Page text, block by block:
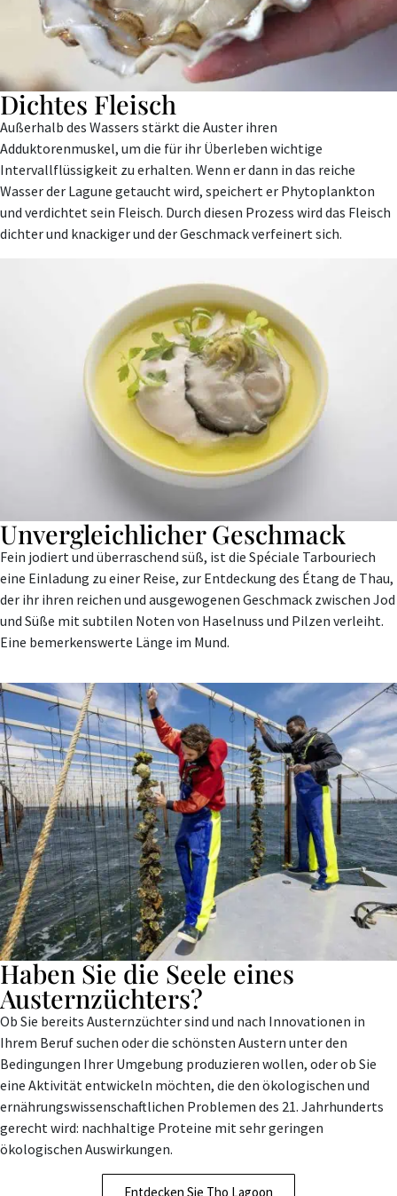
Dichtes Fleisch
Außerhalb des Wassers stärkt die Auster ihren
Adduktorenmuskel, um die für ihr Überleben wichtige
Intervallflüssigkeit zu erhalten. Wenn er dann in das reiche
Wasser der Lagune getaucht wird, speichert er Phytoplankton
und verdichtet sein Fleisch. Durch diesen Prozess wird das Fleisch
dichter und knackiger und der Geschmack verfeinert sich.
Unvergleichlicher Geschmack
Fein jodiert und überraschend süß, ist die Spéciale Tarbouriech
eine Einladung zu einer Reise, zur Entdeckung des Étang de Thau,
der ihr ihren reichen und ausgewogenen Geschmack zwischen Jod
und Süße mit subtilen Noten von Haselnuss und Pilzen verleiht.
Eine bemerkenswerte Länge im Mund.
Haben Sie die Seele eines
Austernzüchters?
Ob Sie bereits Austernzüchter sind und nach Innovationen in
Ihrem Beruf suchen oder die schönsten Austern unter den
Bedingungen Ihrer Umgebung produzieren wollen, oder ob Sie
eine Aktivität entwickeln möchten, die den ökologischen und
ernährungswissenschaftlichen Problemen des 21. Jahrhunderts
gerecht wird: nachhaltige Proteine mit sehr geringen
ökologischen Auswirkungen.
Entdecken Sie Tho Lagoon